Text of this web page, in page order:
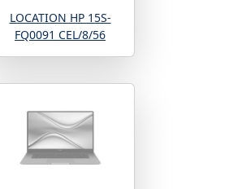
LOCATION HP 15S-
FQ0091 CEL/8/56